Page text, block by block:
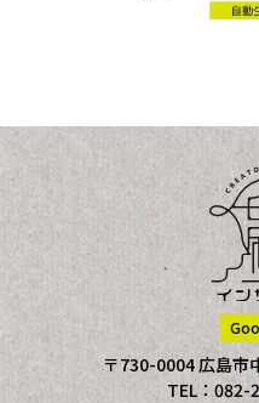
〒730-0004 広島市
TEL：082-